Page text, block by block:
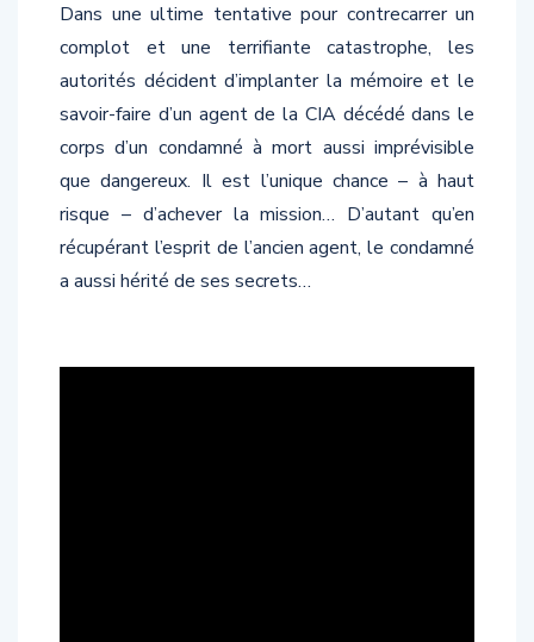
Dans une ultime tentative pour contrecarrer un
complot et une terrifiante catastrophe, les
autorités décident d’implanter la mémoire et le
savoir-faire d’un agent de la CIA décédé dans le
corps d’un condamné à mort aussi imprévisible
que dangereux. Il est l’unique chance – à haut
risque – d’achever la mission… D’autant qu’en
récupérant l’esprit de l’ancien agent, le condamné
a aussi hérité de ses secrets…